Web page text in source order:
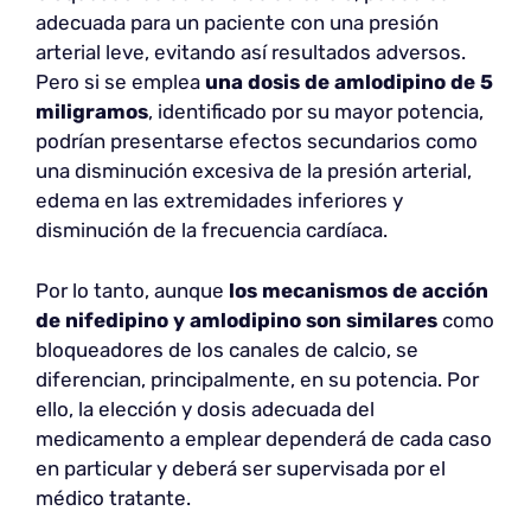
adecuada para un paciente con una presión
arterial leve, evitando así resultados adversos.
Pero si se emplea una dosis de amlodipino de 5
miligramos, identificado por su mayor potencia,
podrían presentarse efectos secundarios como
una disminución excesiva de la presión arterial,
edema en las extremidades inferiores y
disminución de la frecuencia cardíaca.
Por lo tanto, aunque los mecanismos de acción
de nifedipino y amlodipino son similares como
bloqueadores de los canales de calcio, se
diferencian, principalmente, en su potencia. Por
ello, la elección y dosis adecuada del
medicamento a emplear dependerá de cada caso
en particular y deberá ser supervisada por el
médico tratante.